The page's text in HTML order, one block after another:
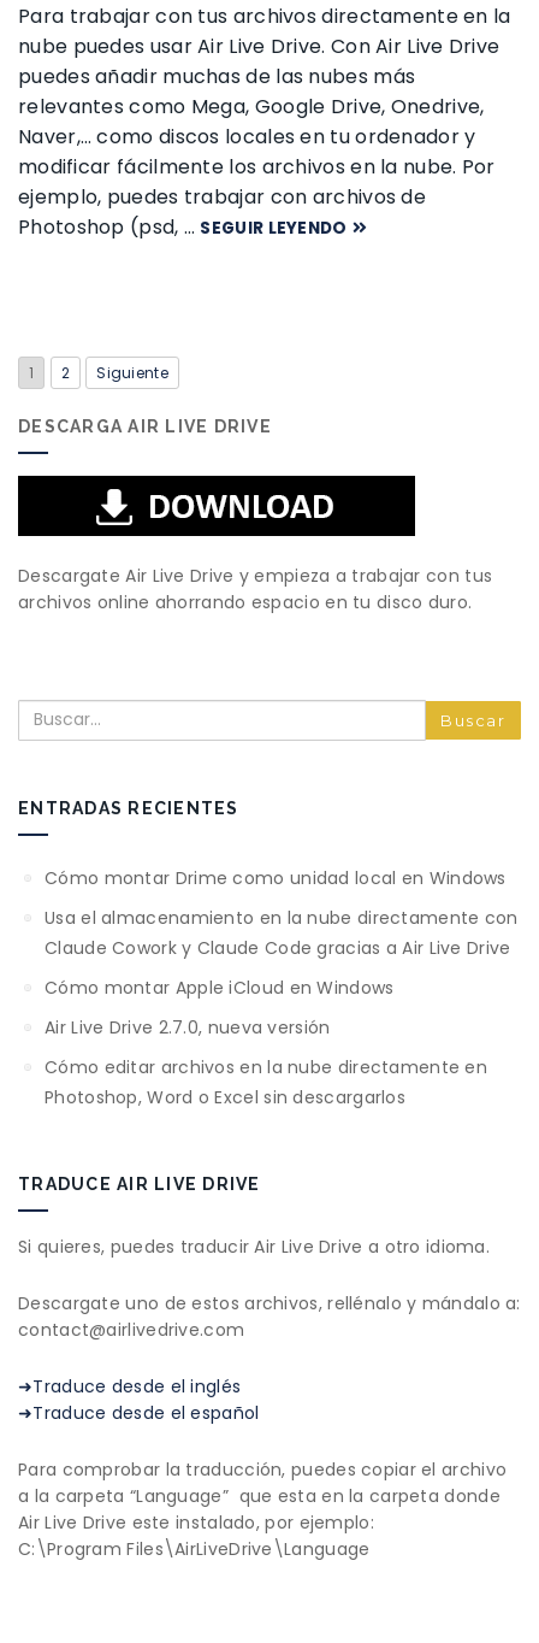
Para trabajar con tus archivos directamente en la
nube puedes usar Air Live Drive. Con Air Live Drive
puedes añadir muchas de las nubes más
relevantes como Mega, Google Drive, Onedrive,
Naver,… como discos locales en tu ordenador y
modificar fácilmente los archivos en la nube. Por
ejemplo, puedes trabajar con archivos de
Photoshop (psd, … SEGUIR LEYENDO
1 2 Siguiente
DESCARGA AIR LIVE DRIVE
Descargate Air Live Drive y empieza a trabajar con tus
archivos online ahorrando espacio en tu disco duro.
Buscar
ENTRADAS RECIENTES
Cómo montar Drime como unidad local en Windows
Usa el almacenamiento en la nube directamente con
Claude Cowork y Claude Code gracias a Air Live Drive
Cómo montar Apple iCloud en Windows
Air Live Drive 2.7.0, nueva versión
Cómo editar archivos en la nube directamente en
Photoshop, Word o Excel sin descargarlos
TRADUCE AIR LIVE DRIVE
Si quieres, puedes traducir Air Live Drive a otro idioma.
Descargate uno de estos archivos, rellénalo y mándalo a:
contact@airlivedrive.com
➜Traduce desde el inglés
➜Traduce desde el español
Para comprobar la traducción, puedes copiar el archivo
a la carpeta “Language” que esta en la carpeta donde
Air Live Drive este instalado, por ejemplo:
C:\Program Files\AirLiveDrive\Language